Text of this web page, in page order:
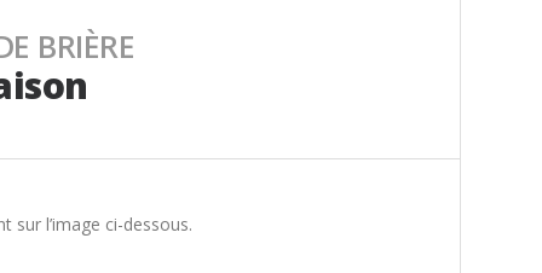
BRIÈRE
sur l’image ci-dessous.